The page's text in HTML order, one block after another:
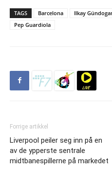
TAGS Barcelona Ilkay
Pep Guardiola
Forrige artikkel
Liverpool peiler seg inn på en
av de ypperste sentrale
midtbanespillerne på markedet